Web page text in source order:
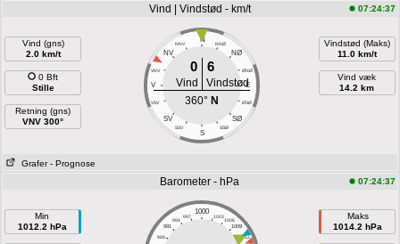
Vind | Vindstød - km/t 07:24:37
Vind (gns)
2.0 km/t
0 Bft
Stille
Retning (gns)
VNV 300°
N
NNV NNØ
NV NØ
VNV ØNØ
V E
VSV ØSØ
SV SØ
SSV SSØ
S
0 6
Vind
Vindstød
360° N
Vindstød (Maks)
11.0 km/t
Vind væk
14.2 km
Grafer - Prognose
Barometer - hPa 07:24:37
Min
1012.2 hPa
1000
997 1003
994
1006
991
1009
988
1012
Maks
1014.2 hPa